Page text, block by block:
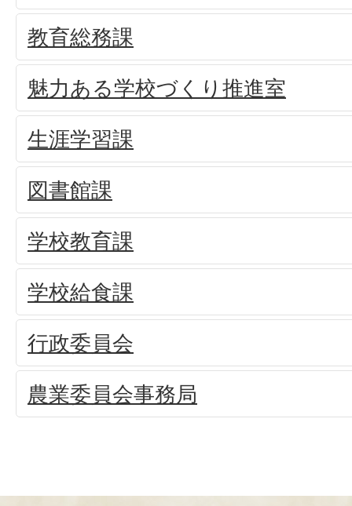
教育総務課
魅力ある学校づくり推進室
生涯学習課
図書館課
学校教育課
学校給食課
行政委員会
農業委員会事務局